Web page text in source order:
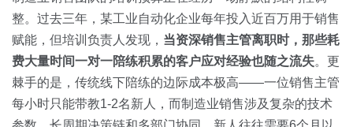
下载客户端
企业服务
消费医疗
教育
开放平台
定价
资源中心
整。过去三年，某工业自动化企业每年投入近百万用于销售
赋能，但培训负责人发现， 当资深销售主管离职时，那些耗
费大量时间一对一陪练积累的客户应对经验也随之流失。更
棘手的是，传统线下陪练的边际成本极高——一位销售主管
每小时只能带教1-2名新人，而制造业销售涉及复杂的技术